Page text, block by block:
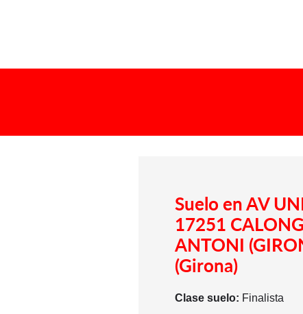
Suelo en AV
17251
ANTONI
(Girona)
Clase suelo: Finalista